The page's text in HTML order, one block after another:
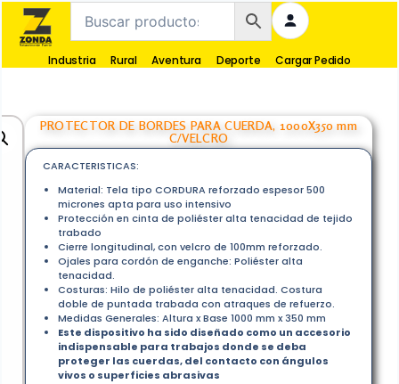
Industria Rural Aventura Deporte Cargar Pedido
PROTECTOR DE BORDES PARA CUERDA, 1000X350 mm
C/VELCRO
CARACTERISTICAS:
Material: Tela tipo CORDURA reforzado espesor 500
micrones apta para uso intensivo
Protección en cinta de poliéster alta tenacidad de tejido
trabado
Cierre longitudinal, con velcro de 100mm reforzado.
Ojales para cordón de enganche: Poliéster alta
tenacidad.
Costuras: Hilo de poliéster alta tenacidad. Costura
doble de puntada trabada con atraques de refuerzo.
Medidas Generales: Altura x Base 1000 mm x 350 mm
Este dispositivo ha sido diseñado como un accesorio
indispensable para trabajos donde se deba
proteger las cuerdas, del contacto con ángulos
vivos o superficies abrasivas